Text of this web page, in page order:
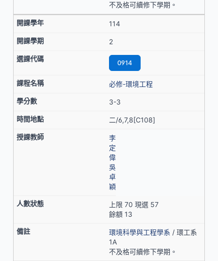
不及格可續修下學期。
114
2
0914
必修-環境工程
3-3
二/6,7,8[C108]
李
定
偉
吳
卓
穎
上限 70 現選 57
餘額 13
環境科學與工程學系 / 環工系
1A
不及格可續修下學期。